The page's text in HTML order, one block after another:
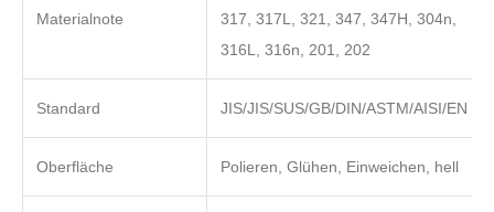
Materialnote
317, 317L, 321, 347, 347H, 304n,
316L, 316n, 201, 202
Standard JIS/JIS/SUS/GB/DIN/ASTM/AISI/EN
Oberfläche Polieren, Glühen, Einweichen, hell